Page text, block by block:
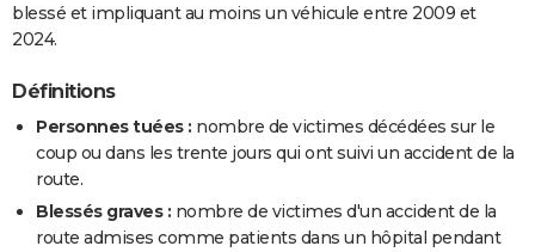
blessé et impliquant au moins un véhicule entre 2009 et
2024.
Définitions
Personnes tuées : nombre de victimes décédées sur le
coup ou dans les trente jours qui ont suivi un accident de la
route.
Blessés graves : nombre de victimes d'un accident de la
route admises comme patients dans un hôpital pendant